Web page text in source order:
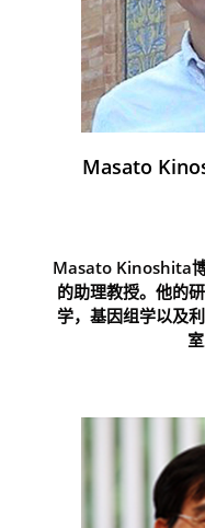
Masato
Masato Kinoshita
的助理教授。他的
学，基因组学以及